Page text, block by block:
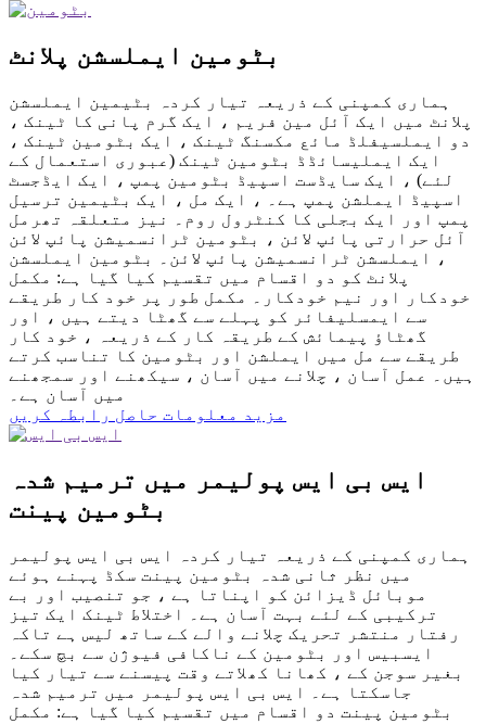
بٹومین ایملسشن پلانٹ
ہماری کمپنی کے ذریعہ تیار کردہ بٹیمین ایملسشن
پلانٹ میں ایک آئل مین فریم ، ایک گرم پانی کا ٹینک ،
دو ایملسیفلڈ مائع مکسنگ ٹینک ، ایک بٹومین ٹینک ،
ایک ایملیسائڈڈ بٹومین ٹینک (عبوری استعمال کے
لئے) ، ایک سایڈست اسپیڈ بٹومین پمپ ، ایک ایڈجسٹ
اسپیڈ ایملشن پمپ ہے۔ ، ایک مل ، ایک بٹیمین ترسیل
پمپ اور ایک بجلی کا کنٹرول روم۔ نیز متعلقہ تھرمل
آئل حرارتی پائپ لائن ، بٹومین ٹرانسمیشن پائپ لائن
، ایملسشن ٹرانسمیشن پائپ لائن۔ بٹومین ایملسشن
پلانٹ کو دو اقسام میں تقسیم کیا گیا ہے: مکمل
خودکار اور نیم خودکار۔ مکمل طور پر خود کار طریقے
سے ایمسلیفائر کو پہلے سے گھٹا دیتے ہیں ، اور
گھٹاؤ پیمائش کے طریقہ کار کے ذریعہ ، خود کار
طریقے سے مل میں ایملشن اور بٹومین کا تناسب کرتے
ہیں۔ عمل آسان ، چلانے میں آسان ، سیکھنے اور سمجھنے
میں آسان ہے۔
مزید معلومات حاصل رابطہ کریں
ایس بی ایس پولیمر میں ترمیم شدہ
بٹومین پینت
ہماری کمپنی کے ذریعہ تیار کردہ ایس بی ایس پولیمر
میں نظر ثانی شدہ بٹومین پینت سکڈ پہنے ہوئے
موبائل ڈیزائن کو اپناتا ہے ، جو تنصیب اور بے
ترکیبی کے لئے بہت آسان ہے۔ اختلاط ٹینک ایک تیز
رفتار منتشر تحریک چلانے والے کے ساتھ لیس ہے تاکہ
ایسبیس اور بٹومین کے ناکافی فیوژن سے بچ سکے۔
بغیر سوجن کے ، کھانا کھلاتے وقت پیسنے سے تیار کیا
جاسکتا ہے۔ ایس بی ایس پولیمر میں ترمیم شدہ
بٹومین پینت دو اقسام میں تقسیم کیا گیا ہے: مکمل